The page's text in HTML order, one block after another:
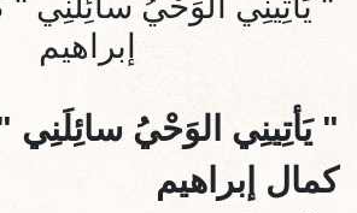
إبراهيم
"يَأتِينِي الوَحْيُ سائِلَنِي
كمال إبراهيم